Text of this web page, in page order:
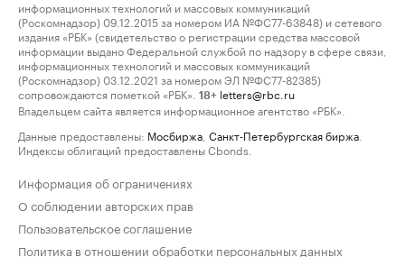
информационных технологий и массовых коммуникаций
(Роскомнадзор) 09.12.2015 за номером ИА №ФС77-63848) и сетевого
издания «РБК» (свидетельство о регистрации средства массовой
информации выдано Федеральной службой по надзору в сфере связи,
информационных технологий и массовых коммуникаций
(Роскомнадзор) 03.12.2021 за номером ЭЛ №ФС77-82385)
сопровождаются пометкой «РБК».
18+ letters@rbc.ru
Владельцем сайта является информационное агентство «РБК».
Данные предоставлены: Мосбиржа Санкт-Петербургская биржа
Индексы облигаций предоставлены Cbonds.
Информация об ограничениях
О соблюдении авторских прав
Пользовательское соглашение
Политика в отношении обработки персональных данных